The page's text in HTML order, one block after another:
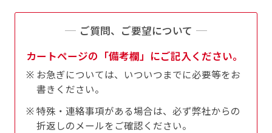
ご質問、ご要望について
カートページの「備考欄」にご記入ください。
お急ぎについては、いついつまでに必要等をお
書きください。
特殊・連絡事項がある場合は、必ず弊社からの
折返しのメールをご確認ください。